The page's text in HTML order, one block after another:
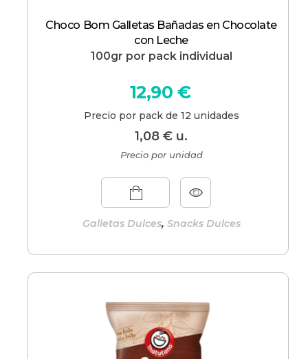
Choco Bom Galletas Bañadas en Chocolate
con Leche
100gr por pack individual
1,08€ u.
12,90 €
Precio por pack de 12 unidades
Galletas Dulces, Snacks Dulces
Precio por unidad